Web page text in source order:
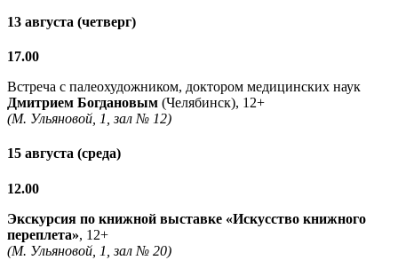
13 августа (четверг)
17.00
Встреча с палеохудожником, доктором медицинских наук
Дмитрием Богдановым (Челябинск), 12+
(М. Ульяновой, 1, зал № 12)
15 августа (среда)
12.00
Экскурсия по книжной выставке «Искусство книжного
переплета», 12+
(М. Ульяновой, 1, зал № 20)